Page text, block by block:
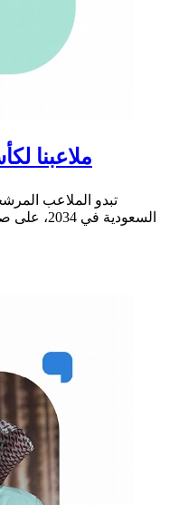
ملاعبنا
تبدو الملاعب
السعودية